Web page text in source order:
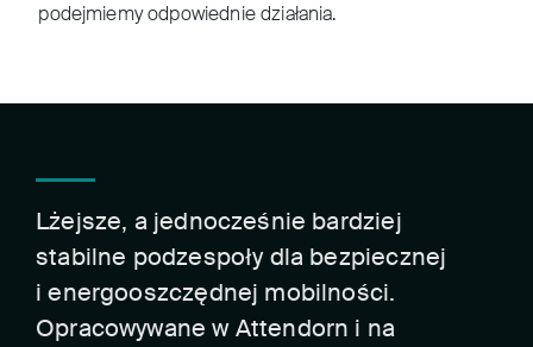
podejmiemy odpowiednie działania.
Lżejsze, a jednocześnie bardziej
stabilne podzespoły dla bezpiecznej
i energooszczędnej mobilności.
Opracowywane w Attendorn i na